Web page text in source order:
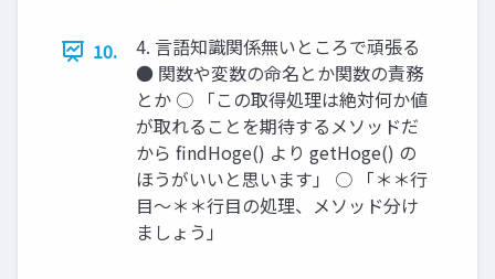
10.
4. 言語知識関係無いところで頑張る
● 関数や変数の命名とか関数の責務
とか ○ 「この取得処理は絶対何か値
が取れることを期待するメソッドだ
から findHoge() より getHoge() の
ほうがいいと思います」 ○ 「＊＊行
目〜＊＊行目の処理、メソッド分け
ましょう」